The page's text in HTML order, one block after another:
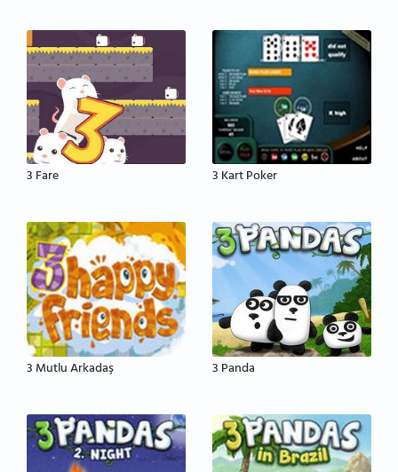
3 Fare 3 Kart Poker
3 Mutlu Arkadaş 3 Panda